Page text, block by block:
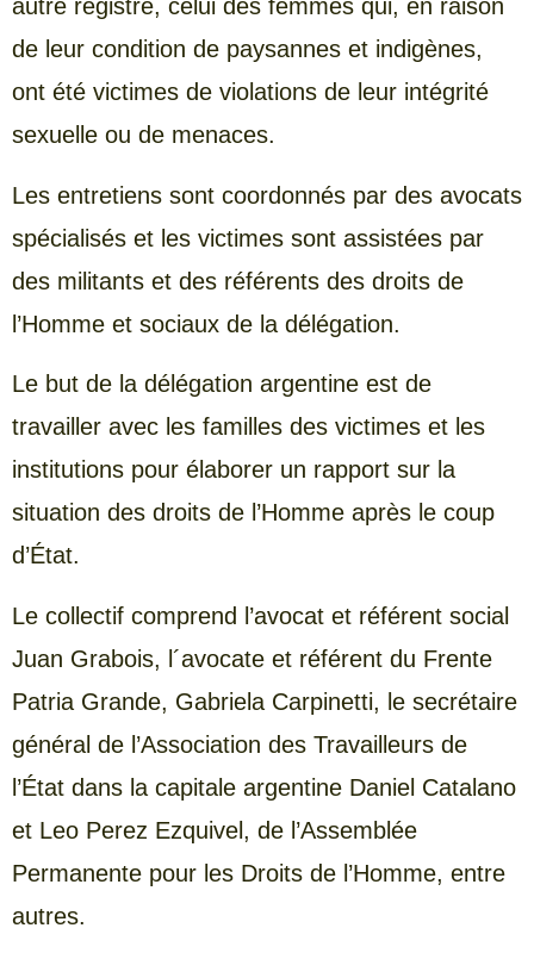
autre registre, celui des femmes qui, en raison
de leur condition de paysannes et indigènes,
ont été victimes de violations de leur intégrité
sexuelle ou de menaces.
Les entretiens sont coordonnés par des avocats
spécialisés et les victimes sont assistées par
des militants et des référents des droits de
l’Homme et sociaux de la délégation.
Le but de la délégation argentine est de
travailler avec les familles des victimes et les
institutions pour élaborer un rapport sur la
situation des droits de l’Homme après le coup
d’État.
Le collectif comprend l’avocat et référent social
Juan Grabois, l´avocate et référent du Frente
Patria Grande, Gabriela Carpinetti, le secrétaire
général de l’Association des Travailleurs de
l’État dans la capitale argentine Daniel Catalano
et Leo Perez Ezquivel, de l’Assemblée
Permanente pour les Droits de l’Homme, entre
autres.